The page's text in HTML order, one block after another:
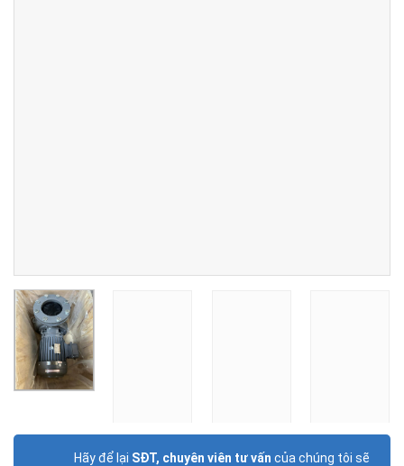
Hãy để lại SĐT, chuyên viên tư vấn của chúng tôi sẽ